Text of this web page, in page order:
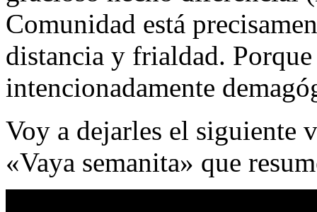
Comunidad está
distancia y frialdad.
intencionadamente
Voy a dejarles el siguiente
«Vaya semanita» que